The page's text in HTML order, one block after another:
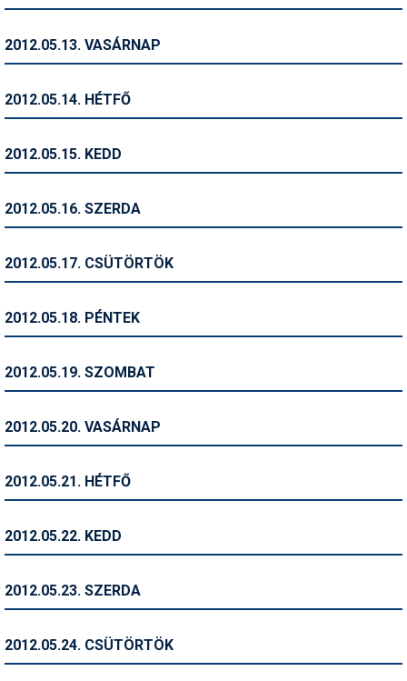
Sífelszerelés
Símánia
Síszerviz
Snowboard
Szakértők
Telemark
2012.05.13. VASÁRNAP
2012.05.14. HÉTFŐ
2012.05.15. KEDD
2012.05.16. SZERDA
2012.05.17. CSÜTÖRTÖK
2012.05.18. PÉNTEK
2012.05.19. SZOMBAT
2012.05.20. VASÁRNAP
2012.05.21. HÉTFŐ
2012.05.22. KEDD
2012.05.23. SZERDA
2012.05.24. CSÜTÖRTÖK